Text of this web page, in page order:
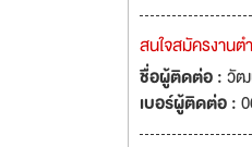
สนใจสมัครงาน
ชื่อผู้ติดต่อ :วัฒ
เบอร์ผู้ติดต่อ :